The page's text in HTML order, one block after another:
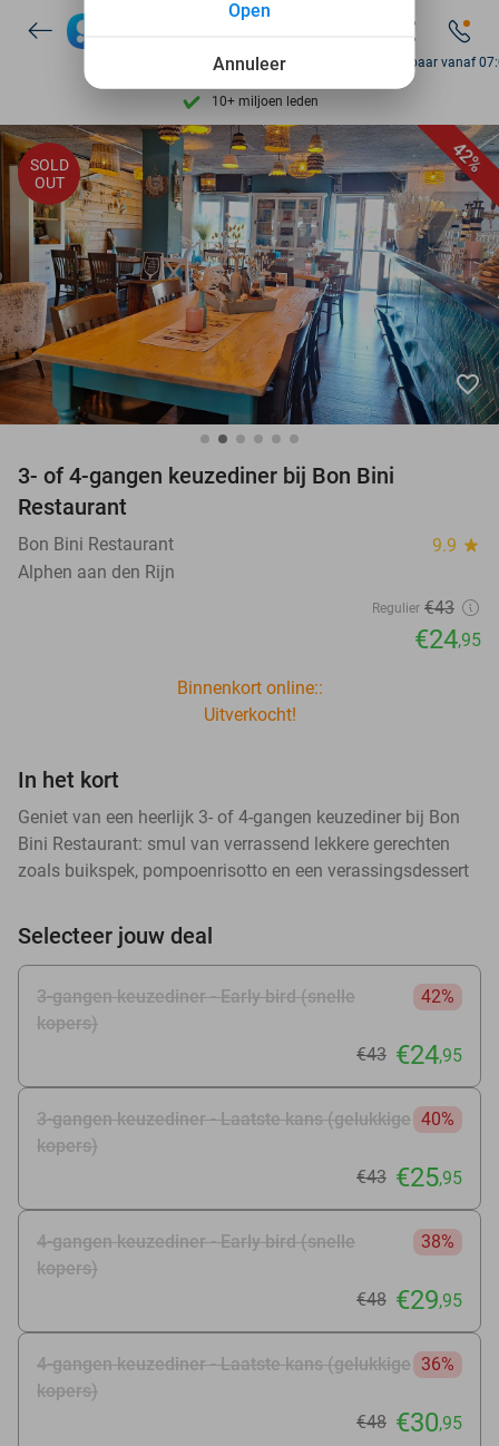
7 dagen per week beschikbaar
10+ miljoen leden
9,4 op basis van
Ontdek 15.000+ deals
7 dagen per week beschikbaar
10+ miljoen leden
Bereikbaar vanaf
42%
SOLD
OUT
favorite_border
3- of 4-gangen keuzediner bij Bon Bini
Restaurant
Bon Bini Restaurant 9.9 star
Alphen aan den Rijn
Regulier €43
€24,95
Binnenkort online::
Uitverkocht!
In het kort
Geniet van een heerlijk 3- of 4-gangen keuzediner bij Bon
Bini Restaurant: smul van verrassend lekkere gerechten
zoals buikspek, pompoenrisotto en een verassingsdessert
Selecteer jouw deal
3-gangen keuzediner - Early bird (snelle
kopers)
42%
€43 €24,95
3-gangen keuzediner - Laatste kans (gelukkige
kopers)
40%
€43 €25,95
4-gangen keuzediner - Early bird (snelle
kopers)
38%
€48 €29,95
4-gangen keuzediner - Laatste kans (gelukkige
kopers)
36%
€48 €30,95
Annuleer
Open